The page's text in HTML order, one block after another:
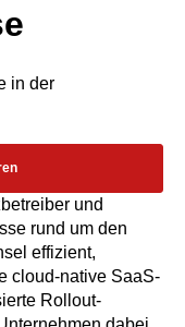
in der
und
rund um den
effizient,
cloud-native SaaS-
Rollout-